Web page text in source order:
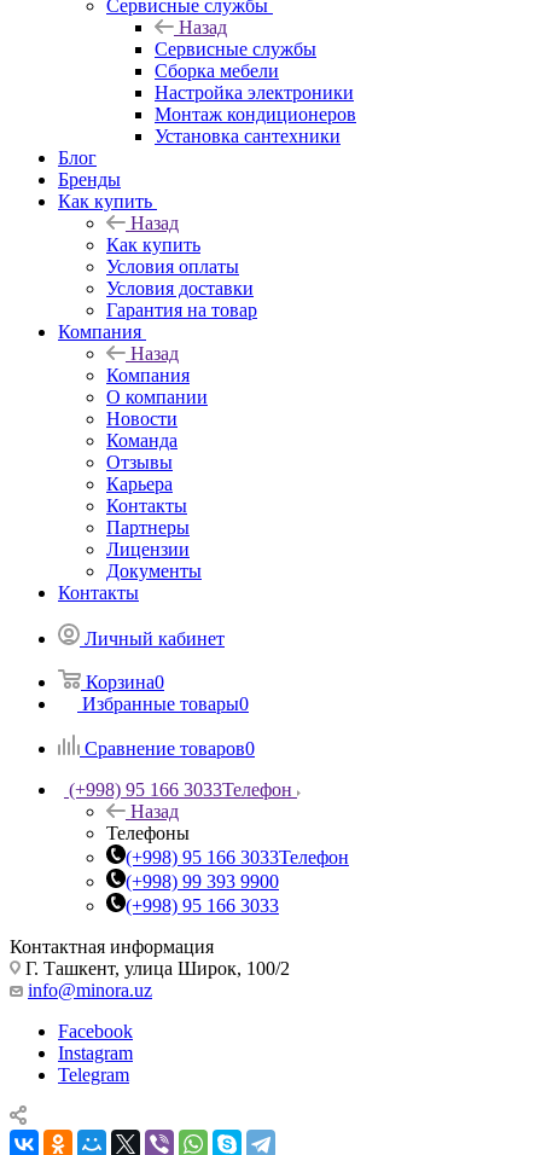
Сервисные службы
Назад
Сервисные службы
Сборка мебели
Настройка электроники
Монтаж кондиционеров
Установка сантехники
Блог
Бренды
Как купить
Назад
Как купить
Условия оплаты
Условия доставки
Гарантия на товар
Компания
Назад
Компания
О компании
Новости
Команда
Отзывы
Карьера
Контакты
Партнеры
Лицензии
Документы
Контакты
Личный кабинет
Корзина0
Избранные товары0
Сравнение товаров0
(+998) 95 166 3033Телефон
Назад
Телефоны
(+998) 95 166 3033Телефон
(+998) 99 393 9900
(+998) 95 166 3033
Контактная информация
Г. Ташкент, улица Широк, 100/2
info@minora.uz
Facebook
Instagram
Telegram